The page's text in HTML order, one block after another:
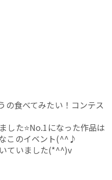
の食べてみたい！コンテス
した⭐No.1になった作品は
このイベント(^^♪
ていました(*^^)v